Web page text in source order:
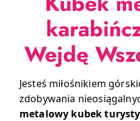
Wejdę
Jesteś miłośnikiem
zdobywania
metalowy kubek